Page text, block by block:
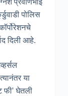
प्रवीणभाई
पोलिस
दिली आहे.
या
फी’ घेतली